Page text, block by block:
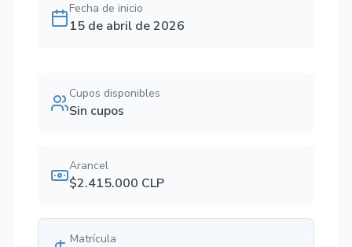
Fecha de inicio
15 de abril de 2026
Cupos disponibles
Sin cupos
Arancel
$2.415.000 CLP
Matrícula